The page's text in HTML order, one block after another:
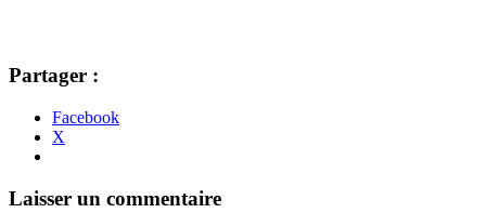
Partager :
Facebook
X
Navigation
←
→
Laisser un commentaire